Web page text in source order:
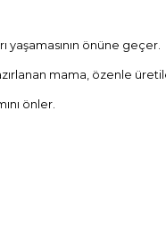
önüne geçer.
mama, özenle
önler.